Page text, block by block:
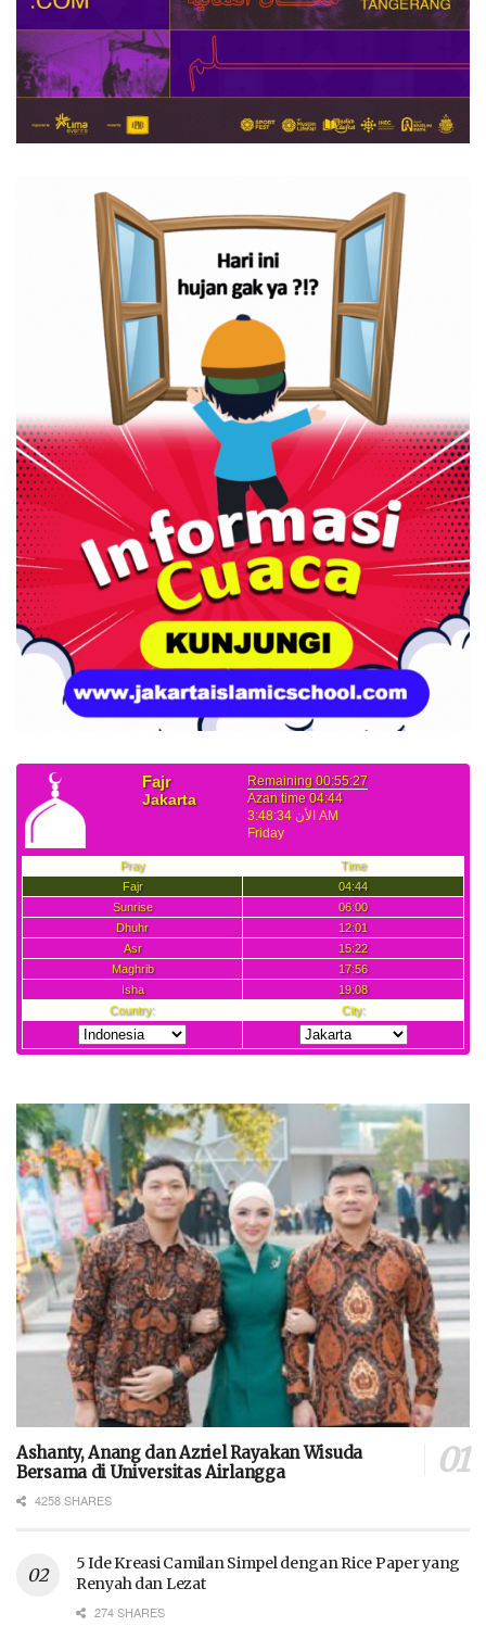
Ashanty, Anang dan Azriel Rayakan Wisuda
Bersama di Universitas Airlangga
4258 SHARES
5 Ide Kreasi Camilan Simpel dengan Rice Paper yang
Renyah dan Lezat
274 SHARES